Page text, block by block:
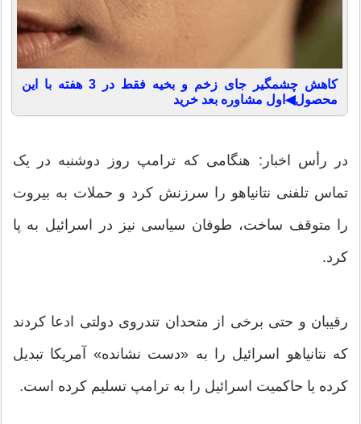
کاهش چشمگیر جای زخم و بخیه فقط در 3 هفته با این
محصول◀اول مشاوره بعد خرید
در رأس اخبار: هنگامی که ترامپ روز دوشنبه در یک
تماس تلفنی نتانیاهو را سرزنش کرد و حملات به بیروت
را متوقف ساخت، طوفان سیاسی نیز در اسرائیل به پا
کرد.
رقیبان و حتی برخی از متحدان تندروی دولتی ادعا کردند
که نتانیاهو اسرائیل را به «دست نشانده» آمریکا تبدیل
کرده یا حاکمیت اسرائیل را به ترامپ تسلیم کرده است.